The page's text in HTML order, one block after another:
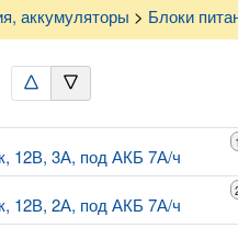
аккумуляторы > Блоки
arrowtriangle_up arrowtriangle_down
12В, 3А, под АКБ 7А/ч
12В, 2А, под АКБ 7А/ч